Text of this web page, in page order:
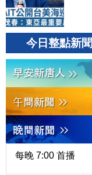
今日整點新聞
每晚 7:00 首播